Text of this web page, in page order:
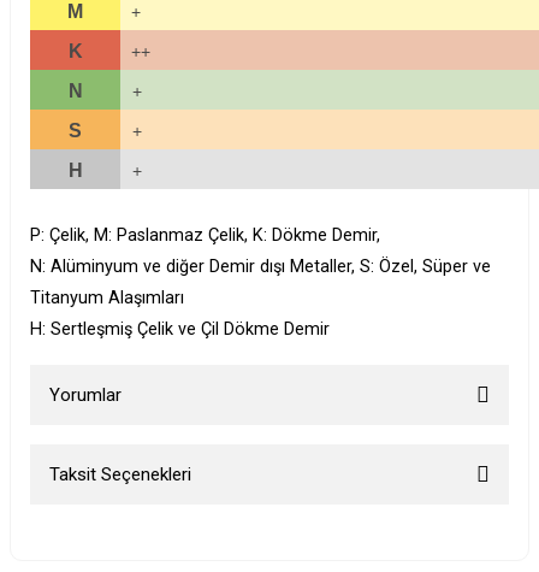
M +
K ++
N +
S +
H +
P: Çelik, M: Paslanmaz Çelik, K: Dökme Demir,
N: Alüminyum ve diğer Demir dışı Metaller, S: Özel, Süper ve
Titanyum Alaşımları
H: Sertleşmiş Çelik ve Çil Dökme Demir
Yorumlar
Taksit Seçenekleri